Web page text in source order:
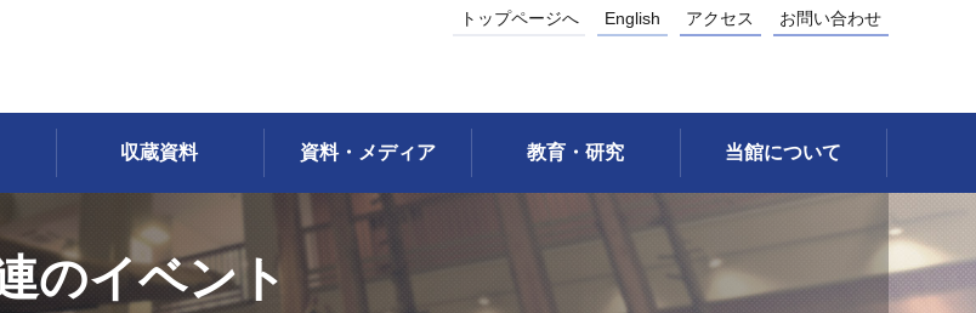
トップページへ English アクセス お問い合わせ
収蔵資料 資料・メディア 教育・研究 当館について
のイベント